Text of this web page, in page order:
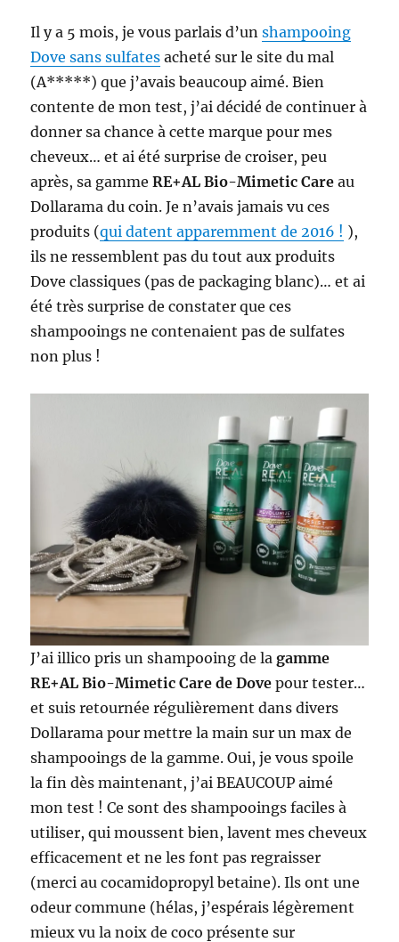
Il y a 5 mois, je vous parlais d’unshampooing
Dove sans sulfates acheté sur le site du mal
(A*****) que j’avais beaucoup aimé. Bien
contente de mon test, j’ai décidé de continuer à
donner sa chance à cette marque pour mes
cheveux… et ai été surprise de croiser, peu
après, sa gammeRE+AL Bio-Mimetic Care au
Dollarama du coin. Je n’avais jamais vu ces
produits (qui datent apparemment de 2016 ! ),
ils ne ressemblent pas du tout aux produits
Dove classiques (pas de packaging blanc)… et ai
été très surprise de constater que ces
shampooings ne contenaient pas de sulfates
non plus !
J’ai illico pris un shampooing de lagamme
RE+AL Bio-Mimetic Care de Dove pour tester…
et suis retournée régulièrement dans divers
Dollarama pour mettre la main sur un max de
shampooings de la gamme. Oui, je vous spoile
la fin dès maintenant, j’ai BEAUCOUP aimé
mon test ! Ce sont des shampooings faciles à
utiliser, qui moussent bien, lavent mes cheveux
efficacement et ne les font pas regraisser
(merci au cocamidopropyl betaine). Ils ont une
odeur commune (hélas, j’espérais légèrement
mieux vu la noix de coco présente sur